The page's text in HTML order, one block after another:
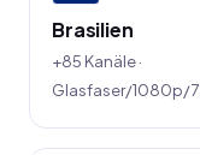
Brasilien
+85 Kanäle ·
Glasfaser/1080p/